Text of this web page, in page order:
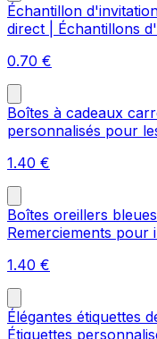
Échantillon
direct | Échantillons
0.70 €
Boîtes à cadeaux
personnalisés pour
1.40 €
Boîtes oreillers
Remerciements pour
1.40 €
Élégantes étiquettes
Étiquettes